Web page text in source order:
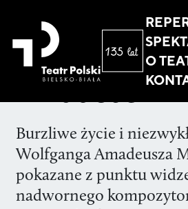
O
Amadeus
Burzliwe życie i
Wolfganga Amadeusza
pokazane z punktu
nadwornego